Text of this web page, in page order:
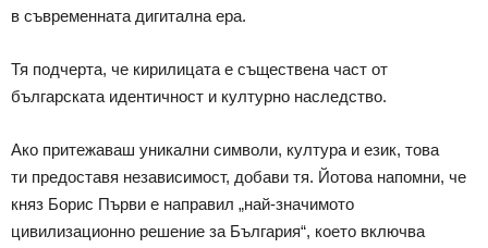
в съвременната дигитална ера.
Тя подчерта, че кирилицата е съществена част от
българската идентичност и културно наследство.
Ако притежаваш уникални символи, култура и език, това
ти предоставя независимост, добави тя. Йотова напомни, че
княз Борис Първи е направил „най-значимото
цивилизационно решение за България“, което включва